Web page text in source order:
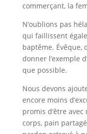
commerçant, la
N’oublions pas
qui faillissent
baptême. Évêque,
donner l’exemple
que possible.
Nous devons
encore moins
promis d’être
corps, pain